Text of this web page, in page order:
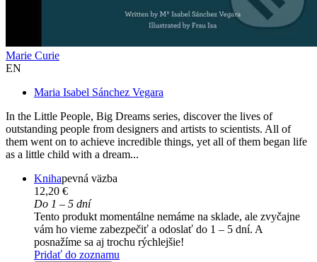
Marie Curie
EN
Maria Isabel Sánchez Vegara
In the Little People, Big Dreams series, discover the lives of
outstanding people from designers and artists to scientists. All of
them went on to achieve incredible things, yet all of them began life
as a little child with a dream...
Knihapevná väzba
12,20 €
Do 1 – 5 dní
Tento produkt momentálne nemáme na sklade, ale zvyčajne
vám ho vieme zabezpečiť a odoslať do 1 – 5 dní. A
posnažíme sa aj trochu rýchlejšie!
Pridať do zoznamu